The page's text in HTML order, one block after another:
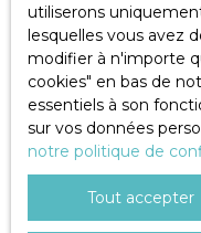
utiliserons
lesquelles vous avez
modifier à n'importe
cookies″ en bas de
essentiels à son
sur vos données
notre politique de
Tout accepter